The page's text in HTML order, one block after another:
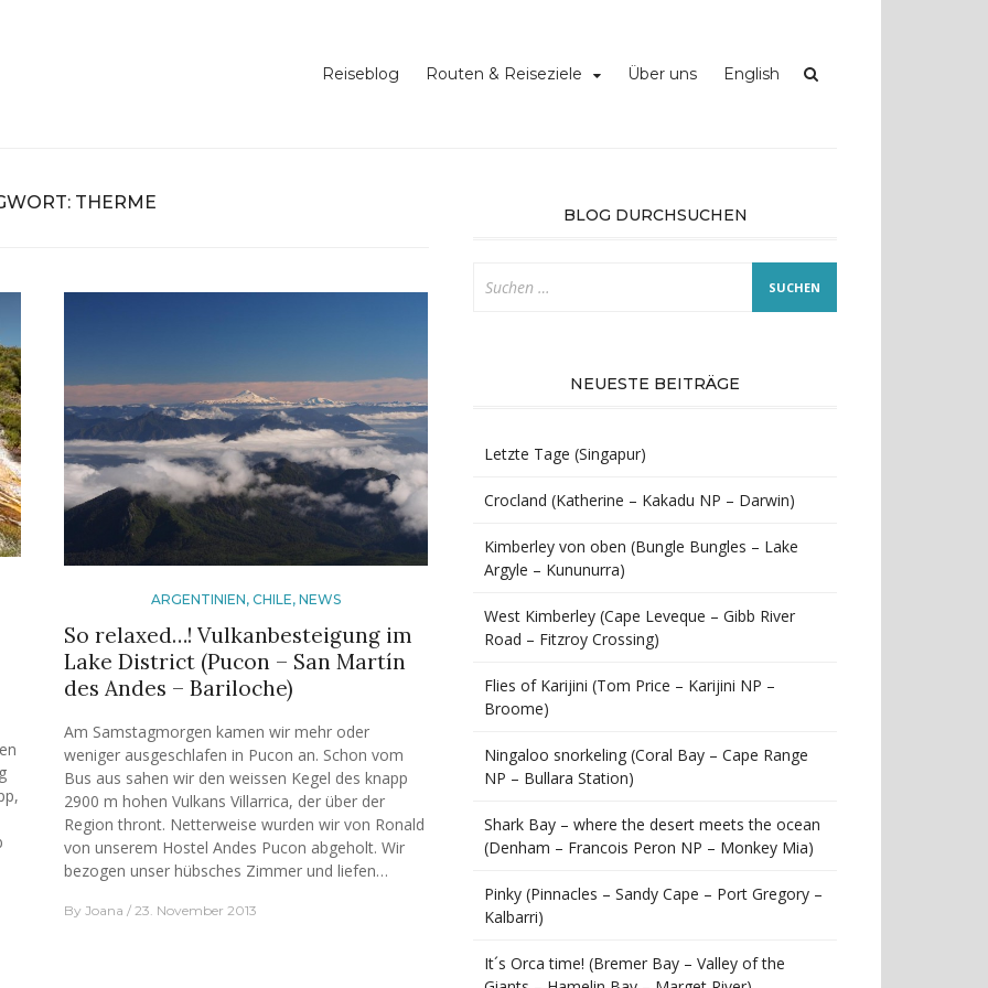
around the worldReiseblog Routen & Reiseziele Über uns English
THERME
ARGENTINIEN, CHILE, NEWS
So relaxed…! Vulkanbesteigung im
Lake District (Pucon – San Martín
des Andes – Bariloche)
Am Samstagmorgen kamen wir mehr oder
weniger ausgeschlafen in Pucon an. Schon vom
Bus aus sahen wir den weissen Kegel des knapp
2900 m hohen Vulkans Villarrica, der über der
Region thront. Netterweise wurden wir von Ronald
von unserem Hostel Andes Pucon abgeholt. Wir
bezogen unser hübsches Zimmer und liefen…
By Joana 23. November 2013
BLOG DURCHSUCHEN
nach:
NEUESTE BEITRÄGE
Letzte Tage (Singapur)
Crocland (Katherine – Kakadu NP – Darwin)
Kimberley von oben (Bungle Bungles – Lake
Argyle – Kununurra)
West Kimberley (Cape Leveque – Gibb River
Road – Fitzroy Crossing)
Flies of Karijini (Tom Price – Karijini NP –
Broome)
Ningaloo snorkeling (Coral Bay – Cape Range
NP – Bullara Station)
Shark Bay – where the desert meets the ocean
(Denham – Francois Peron NP – Monkey Mia)
Pinky (Pinnacles – Sandy Cape – Port Gregory –
Kalbarri)
It´s Orca time! (Bremer Bay – Valley of the